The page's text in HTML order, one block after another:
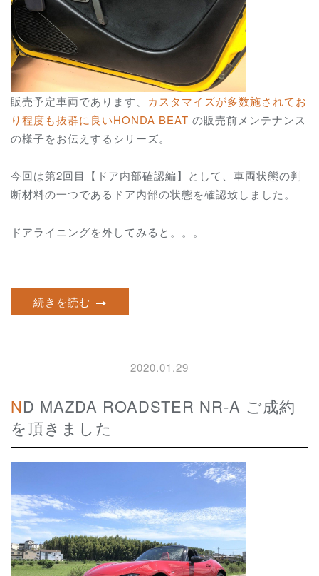
販売予定車両であります、 カスタマイズが多数施されてお
り程度も抜群に良いHONDA BEAT の販売前メンテナンス
の様子をお伝えするシリーズ。
今回は第2回目【ドア内部確認編】として、車両状態の判
断材料の一つであるドア内部の状態を確認致しました。
ドアライニングを外してみると。。。
続きを読む
2020.01.29
ND MAZDA ROADSTER NR-A ご成約
を頂きました